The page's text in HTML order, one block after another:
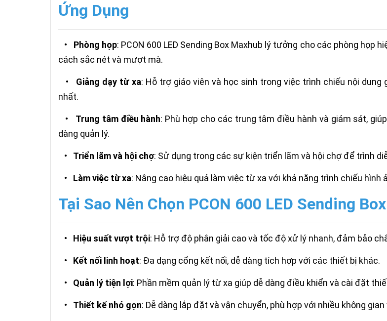
Ứng Dụng
• Phòng họp: PCON 600 LED Sending Box Maxhub lý tưởng cho các phòng họp
cách sắc nét và mượt mà.
• Giảng dạy từ xa: Hỗ trợ giáo viên và học sinh trong việc trình chiếu nội
nhất.
• Trung tâm điều hành: Phù hợp cho các trung tâm điều hành và giám sát,
dàng quản lý.
• Triển lãm và hội chợ: Sử dụng trong các sự kiện triển lãm và hội chợ để trình
• Làm việc từ xa: Nâng cao hiệu quả làm việc từ xa với khả năng trình chiếu
Tại Sao Nên Chọn PCON 600 LED Sending
• Hiệu suất vượt trội: Hỗ trợ độ phân giải cao và tốc độ xử lý nhanh, đảm bảo
• Kết nối linh hoạt: Đa dạng cổng kết nối, dễ dàng tích hợp với các thiết bị khác.
• Quản lý tiện lợi: Phần mềm quản lý từ xa giúp dễ dàng điều khiển và cài đặt
• Thiết kế nhỏ gọn: Dễ dàng lắp đặt và vận chuyển, phù hợp với nhiều không